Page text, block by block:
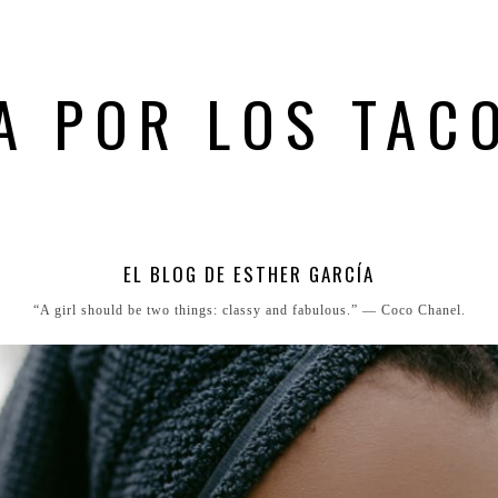
POR LOS
EL BLOG DE ESTHER GARCÍA
“A girl should be two things: classy and fabulous.” ― Coco Chanel.